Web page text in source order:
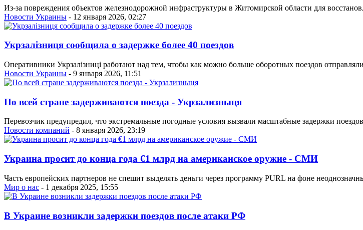
Из-за повреждения объектов железнодорожной инфраструктуры в Житомирской области для
Новости Украины - 12 января 2026, 02:27
Укрзалізниця сообщила о задержке более 40 поездов
Оперативники Укрзалізниці работают над тем, чтобы как можно больше оборотных поездов
Новости Украины - 9 января 2026, 11:51
По всей стране задерживаются поезда - Укрзализныця
Перевозчик предупредил, что экстремальные погодные условия вызвали масштабные задержки
Новости компаний - 8 января 2026, 23:19
Украина просит до конца года €1 млрд на американское оружие - СМИ
Часть европейских партнеров не спешит выделять деньги через программу PURL на фоне
Мир о нас - 1 декабря 2025, 15:55
В Украине возникли задержки поездов после атаки РФ